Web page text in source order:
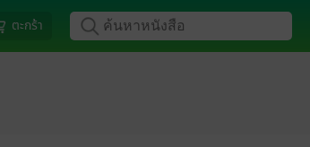
ตะกร้า